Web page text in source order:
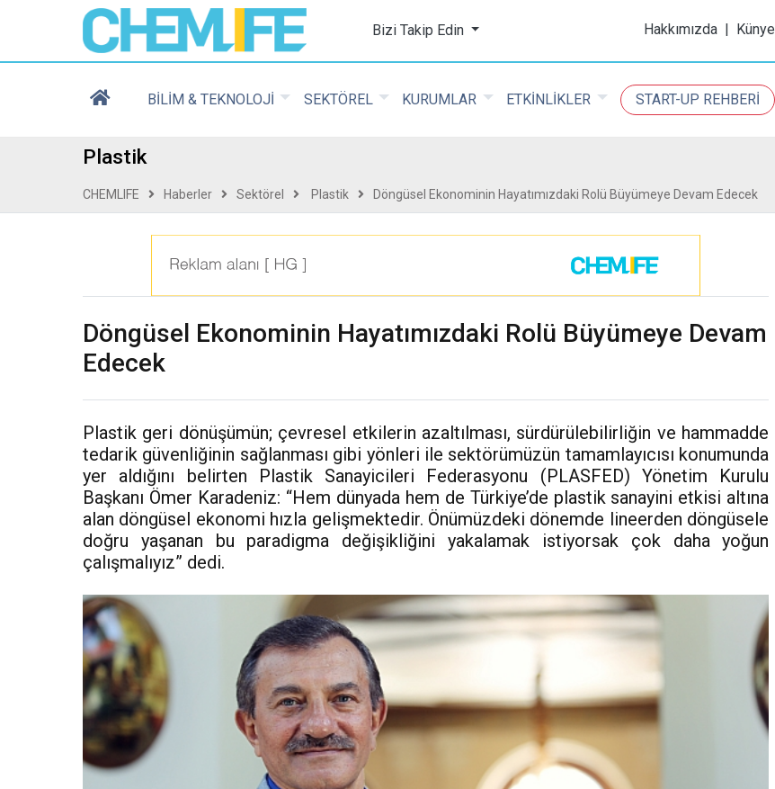
Chemlife - Basılı ve Dijital Kimya Dergisi
Bizi Takip Edin Hakkımızda | Künye
BİLİM & TEKNOLOJİ SEKTÖREL KURUMLAR ETKİNLİKLER START-UP REHBERİ
Plastik
CHEMLIFE Haberler Sektörel Plastik Döngüsel Ekonominin Hayatımızdaki Rolü Büyümeye Devam Edecek
Döngüsel Ekonominin Hayatımızdaki Rolü Büyümeye Devam
Edecek
Plastik geri dönüşümün; çevresel etkilerin azaltılması, sürdürülebilirliğin ve hammadde
tedarik güvenliğinin sağlanması gibi yönleri ile sektörümüzün tamamlayıcısı konumunda
yer aldığını belirten Plastik Sanayicileri Federasyonu (PLASFED) Yönetim Kurulu
Başkanı Ömer Karadeniz: “Hem dünyada hem de Türkiye’de plastik sanayini etkisi altına
alan döngüsel ekonomi hızla gelişmektedir. Önümüzdeki dönemde lineerden döngüsele
doğru yaşanan bu paradigma değişikliğini yakalamak istiyorsak çok daha yoğun
çalışmalıyız” dedi.